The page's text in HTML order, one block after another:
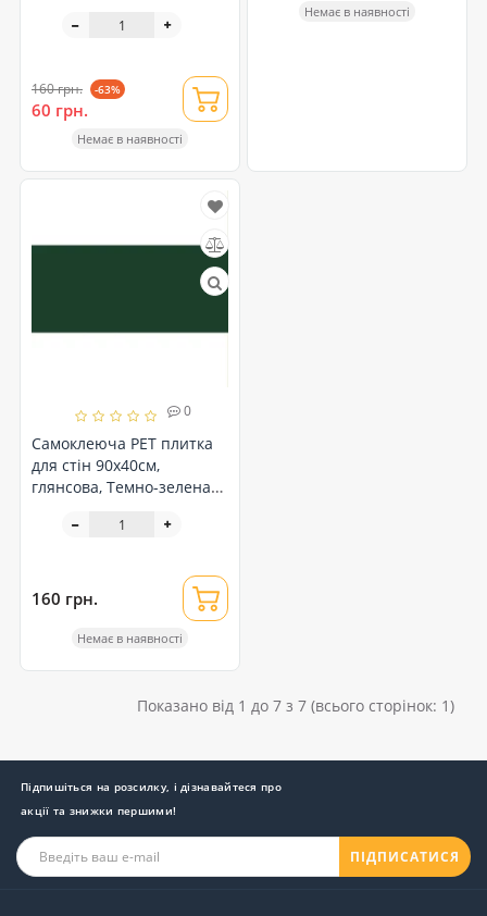
160 грн. -63%
60 грн.
Немає в наявності
Немає в наявності
0
Самоклеюча PET плитка
для стін 90х40см,
глянсова, Темно-зелена
160 грн.
Немає в наявності
Показано від 1 до 7 з 7 (всього сторінок: 1)
Підпишіться на розсилку, і дізнавайтеся про
акції та знижки першими!
ПІДПИСАТИСЯ